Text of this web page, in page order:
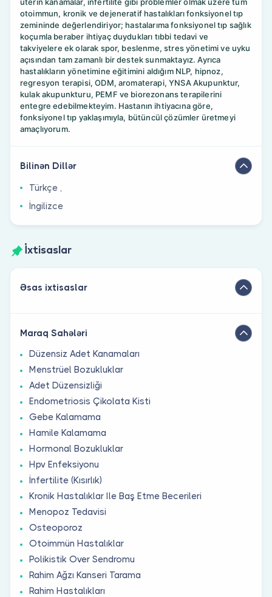
otoimmun, kronik ve dejeneratif hastalıkları fonksiyonel tıp
zemininde değerlendiriyor; hastalarıma fonksiyonel tıp sağlık
koçumla beraber ihtiyaç duydukları tıbbi tedavi ve
takviyelere ek olarak spor, beslenme, stres yönetimi ve uyku
açısından tam zamanlı bir destek sunmaktayız. Ayrıca
hastalıkların yönetimine eğitimini aldığım NLP, hipnoz,
regresyon terapisi, ODM, aromaterapi, YNSA Akupunktur,
kulak akupunkturu, PEMF ve biorezonans terapilerini
entegre edebilmekteyim. Hastanın ihtiyacına göre,
fonksiyonel tıp yaklaşımıyla, bütüncül çözümler üretmeyi
amaçlıyorum.
Bilinən Dillər
Türkçe ,
İngilizce
İxtisaslar
Əsas ixtisaslar
Maraq Sahələri
Düzensiz Adet Kanamaları
Menstrüel Bozukluklar
Adet Düzensizliği
Endometriosis Çikolata Kisti
Gebe Kalamama
Hamile Kalamama
Hormonal Bozukluklar
Hpv Enfeksiyonu
İnfertilite (Kısırlık)
Kronik Hastalıklar Ile Baş Etme Becerileri
Menopoz Tedavisi
Osteoporoz
Otoimmün Hastalıklar
Polikistik Over Sendromu
Rahim Ağzı Kanseri Tarama
Rahim Hastalıkları